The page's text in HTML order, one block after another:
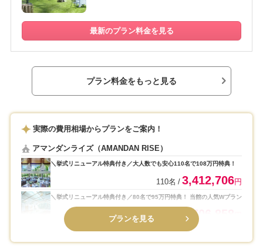
最新のプラン料金を見る
プラン料金をもっと見る
実際の費用相場からプランをご案内！
アマンダンライズ（AMANDAN RISE）
＼挙式リニューアル特典付き／大人数でも安心110名で108万円特典！
110名 3,412,706円
＼挙式リニューアル特典付き／80名で95万円特典！ 当館の人気Wプラン
2,706,858
プランを見る